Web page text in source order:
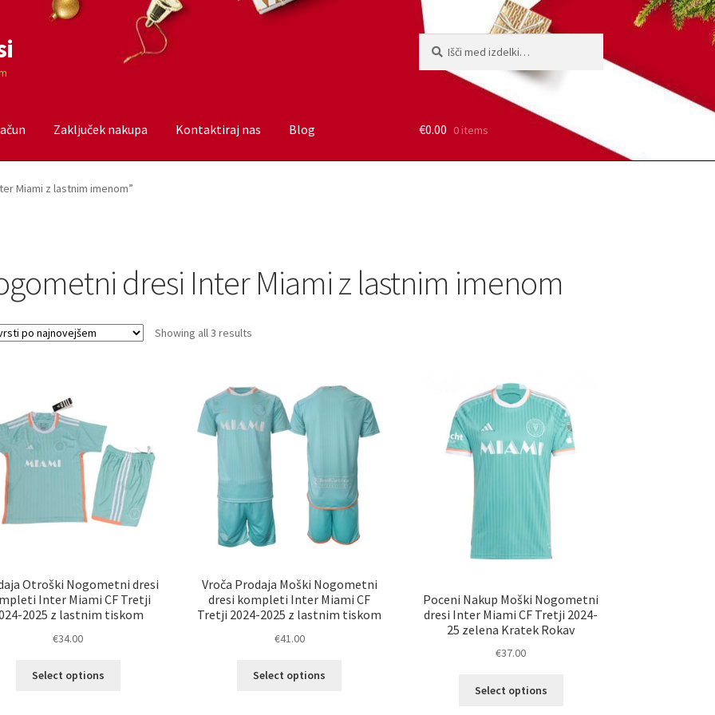
Zaključek nakupa Kontaktiraj nas Blog
Trgovina Zaključek nakupa
€0.00 0 items
Miami z lastnim imenom”
dresi Inter Miami z lastnim imenom
Showing all 3 resultsSorted
Otroški Nogometni dresi
Inter Miami CF Tretji
2025 z lastnim tiskom
€34.00
Select options
Vroča Prodaja Moški Nogometni
dresi kompleti Inter Miami CF
Tretji 2024-2025 z lastnim tiskom
€41.00
Select options
Poceni Nakup Moški Nogometni
dresi Inter Miami CF Tretji 2024-
25 zelena Kratek Rokav
€37.00
Select options